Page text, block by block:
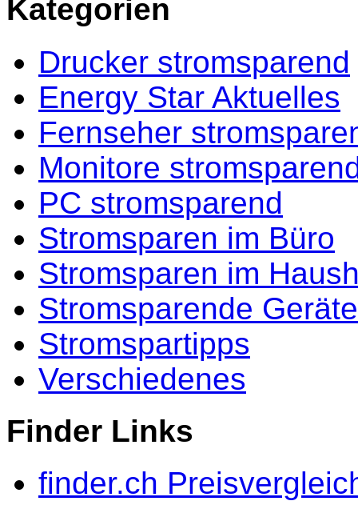
Kategorien
Drucker stromsparend
Energy Star Aktuelles
Fernseher
Monitore
PC stromsparend
Stromsparen im Büro
Stromsparen im
Stromsparende Geräte
Stromspartipps
Verschiedenes
Finder Links
finder.ch